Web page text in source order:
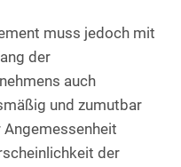
muss jedoch mit
der
auch
und zumutbar
der